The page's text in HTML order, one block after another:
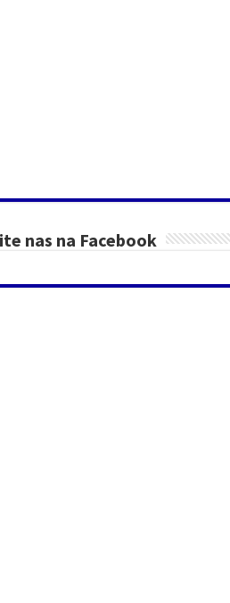
nas na Facebook